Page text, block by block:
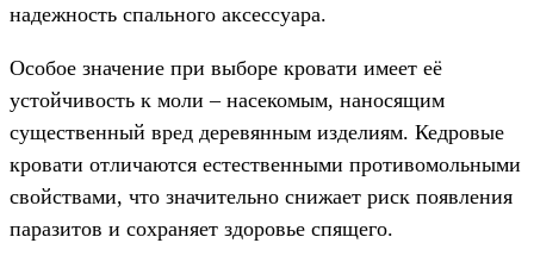
надежность спального аксессуара.
Особое значение при выборе кровати имеет её
устойчивость к моли – насекомым, наносящим
существенный вред деревянным изделиям. Кедровые
кровати отличаются естественными противомольными
свойствами, что значительно снижает риск появления
паразитов и сохраняет здоровье спящего.